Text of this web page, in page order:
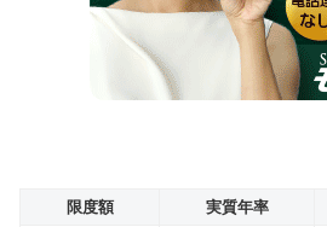
限度額 実質年率